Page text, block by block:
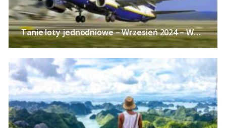
Tanie loty jednodniowe – Wrzesień 2024 – Wycieczki samolotem z polskich miast już od 113 PLN w obie strony!